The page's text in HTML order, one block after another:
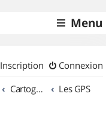
Menu
Connexion
Inscription
Cartographie et GPS Les GPS